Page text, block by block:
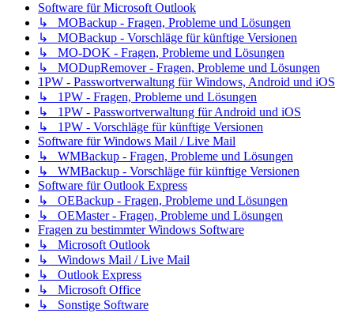
Software für Microsoft Outlook
↳ MOBackup - Fragen, Probleme und Lösungen
↳ MOBackup - Vorschläge für künftige Versionen
↳ MO-DOK - Fragen, Probleme und Lösungen
↳ MODupRemover - Fragen, Probleme und Lösungen
1PW - Passwortverwaltung für Windows, Android und iOS
↳ 1PW - Fragen, Probleme und Lösungen
↳ 1PW - Passwortverwaltung für Android und iOS
↳ 1PW - Vorschläge für künftige Versionen
Software für Windows Mail / Live Mail
↳ WMBackup - Fragen, Probleme und Lösungen
↳ WMBackup - Vorschläge für künftige Versionen
Software für Outlook Express
↳ OEBackup - Fragen, Probleme und Lösungen
↳ OEMaster - Fragen, Probleme und Lösungen
Fragen zu bestimmter Windows Software
↳ Microsoft Outlook
↳ Windows Mail / Live Mail
↳ Outlook Express
↳ Microsoft Office
↳ Sonstige Software